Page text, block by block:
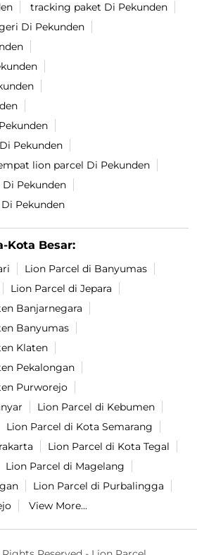
tracking paket Di Pekunden
Di Pekunden
Pekunden
lion parcel Di Pekunden
Pekunden
Pekunden
Kota Besar:
Lion Parcel di Banyumas
Lion Parcel di Jepara
Banjarnegara
Banyumas
Klaten
Pekalongan
Purworejo
Lion Parcel di Kebumen
Lion Parcel di Kota Semarang
Lion Parcel di Kota Tegal
Lion Parcel di Magelang
Lion Parcel di Purbalingga
View More...